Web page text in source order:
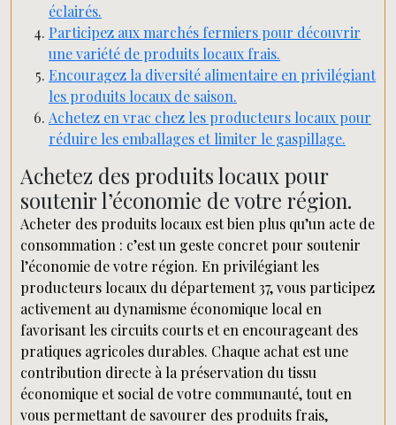
éclairés.
Participez aux marchés fermiers pour découvrir
une variété de produits locaux frais.
Encouragez la diversité alimentaire en privilégiant
les produits locaux de saison.
Achetez en vrac chez les producteurs locaux pour
réduire les emballages et limiter le gaspillage.
Achetez des produits locaux pour
soutenir l’économie de votre région.
Acheter des produits locaux est bien plus qu’un acte de
consommation : c’est un geste concret pour soutenir
l’économie de votre région. En privilégiant les
producteurs locaux du département 37, vous participez
activement au dynamisme économique local en
favorisant les circuits courts et en encourageant des
pratiques agricoles durables. Chaque achat est une
contribution directe à la préservation du tissu
économique et social de votre communauté, tout en
vous permettant de savourer des produits frais,